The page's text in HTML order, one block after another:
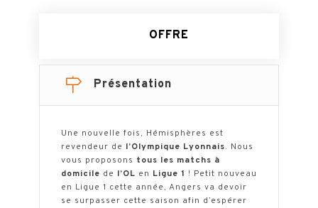
OFFRE
Présentation
Une nouvelle fois, Hémisphères est
revendeur de l’Olympique Lyonnais. Nous
vous proposons tous les matchs à
domicile de l’OL en Ligue 1 ! Petit nouveau
en Ligue 1 cette année, Angers va devoir
se surpasser cette saison afin d’espérer